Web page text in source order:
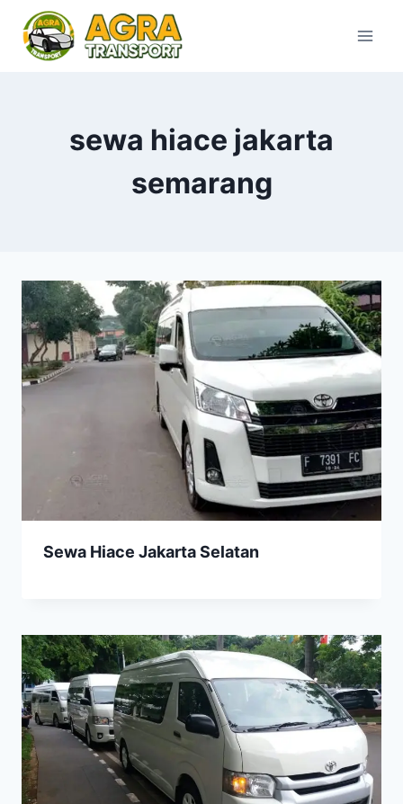
content
sewa hiace jakarta
semarang
Sewa Hiace Jakarta Selatan